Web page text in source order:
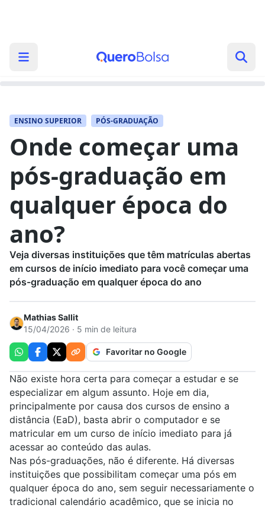
ENSINO SUPERIOR PÓS-GRADUAÇÃO
Onde começar uma
pós-graduação em
qualquer época do
ano?
Veja diversas instituições que têm matrículas abertas
em cursos de início imediato para você começar uma
pós-graduação em qualquer época do ano
Mathias Sallit
15/04/2026 · 5 min de leitura
Favoritar no Google
Não existe hora certa para começar a estudar e se
especializar em algum assunto. Hoje em dia,
principalmente por causa dos cursos de ensino a
distância (EaD), basta abrir o computador e se
matricular em um curso de início imediato para já
acessar ao conteúdo das aulas.
Nas pós-graduações, não é diferente. Há diversas
instituições que possibilitam começar uma pós em
qualquer época do ano, sem seguir necessariamente o
tradicional calendário acadêmico, que se inicia no